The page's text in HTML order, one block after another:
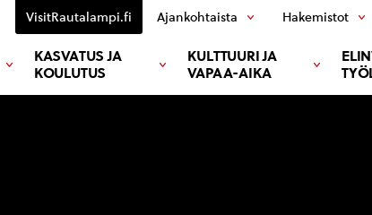
KASVATUS JA
KOULUTUS
KULTTUURI JA
VAPAA-AIKA
VisitRautalampi.fi Ajankohtaista Hakemistot